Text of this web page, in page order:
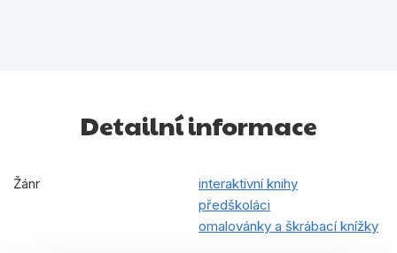
Detailní informace
Žánr
interaktivní knihy
předškoláci
omalovánky a škrábací knížky